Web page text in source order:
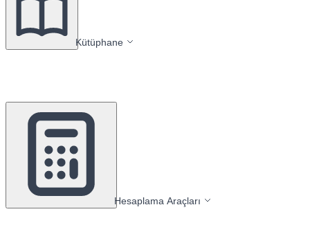
Kütüphane
Hesaplama Araçları